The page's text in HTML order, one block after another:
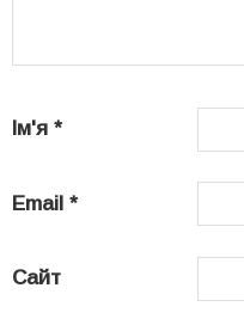
Ім'я *
Email *
Сайт